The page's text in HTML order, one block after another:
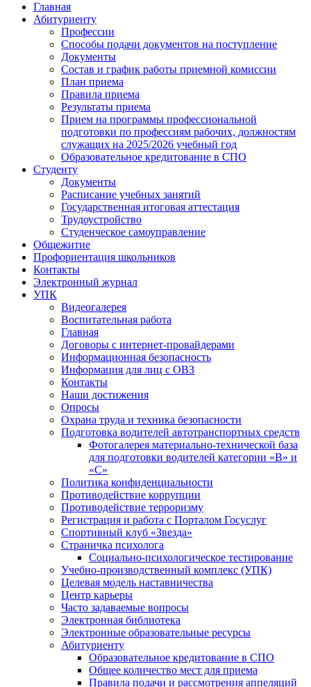
Главная
Абитуриенту
Профессии
Способы подачи документов на поступление
Документы
Состав и график работы приемной комиссии
План приема
Правила приема
Результаты приема
Прием на программы профессиональной
подготовки по профессиям рабочих, должностям
служащих на 2025/2026 учебный год
Образовательное кредитование в СПО
Студенту
Документы
Расписание учебных занятий
Государственная итоговая аттестация
Трудоустройство
Студенческое самоуправление
Общежитие
Профориентация школьников
Контакты
Электронный журнал
УПК
Видеогалерея
Воспитательная работа
Главная
Договоры с интернет-провайдерами
Информационная безопасность
Информация для лиц с ОВЗ
Контакты
Наши достижения
Опросы
Охрана труда и техника безопасности
Подготовка водителей автотранспортных средств
Фотогалерея материально-технической база
для подготовки водителей категории «В» и
«С»
Политика конфиденциальности
Противодействие коррупции
Противодействие терроризму
Регистрация и работа с Порталом Госуслуг
Спортивный клуб «Звезда»
Страничка психолога
Социально-психологическое тестирование
Учебно-производственный комплекс (УПК)
Целевая модель наставничества
Центр карьеры
Часто задаваемые вопросы
Электронная библиотека
Электронные образовательные ресурсы
Абитуриенту
Образовательное кредитование в СПО
Общее количество мест для приема
Правила подачи и рассмотрения аппеляций